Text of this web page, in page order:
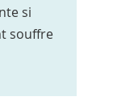
si
souffre